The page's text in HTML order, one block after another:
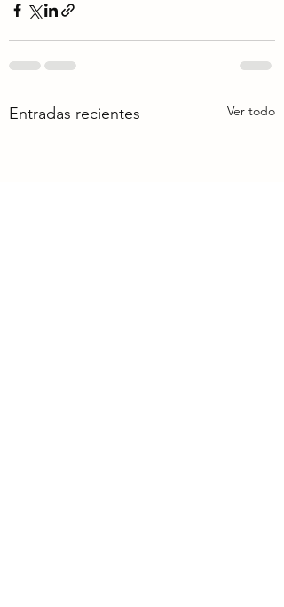
Entradas recientes Ver todo